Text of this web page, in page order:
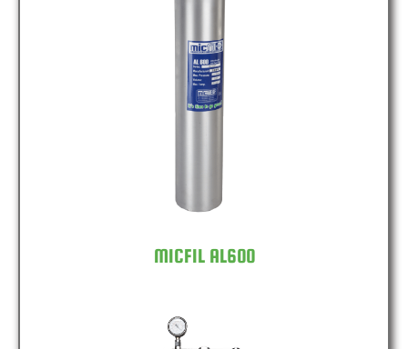
MICFIL AL600
MICFIL AL600